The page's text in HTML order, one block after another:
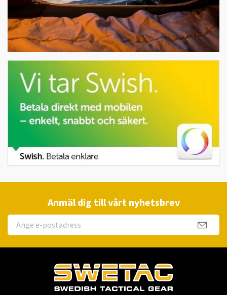
Anmäl dig till vårt nyhetsbrev